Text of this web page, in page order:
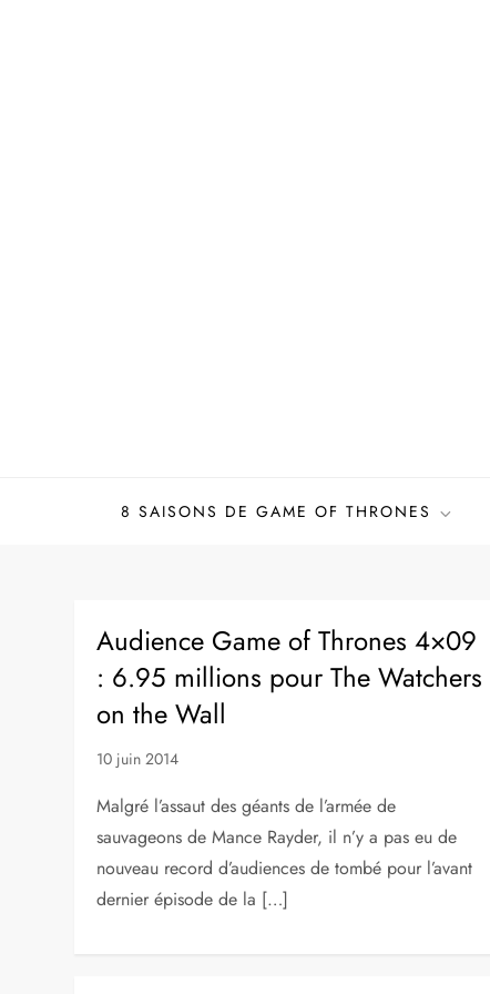
8 SAISONS DE GAME OF THRONES
Audience Game of Thrones 4×09
: 6.95 millions pour The Watchers
on the Wall
10 juin 2014
Malgré l’assaut des géants de l’armée de
sauvageons de Mance Rayder, il n’y a pas eu de
nouveau record d’audiences de tombé pour l’avant
dernier épisode de la […]